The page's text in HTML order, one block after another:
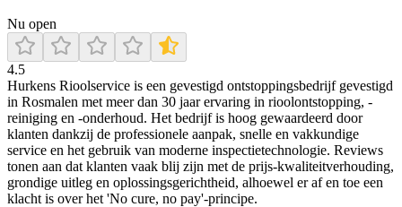
Nu open
4.5
Hurkens Rioolservice is een gevestigd ontstoppingsbedrijf gevestigd
in Rosmalen met meer dan 30 jaar ervaring in rioolontstopping, -
reiniging en -onderhoud. Het bedrijf is hoog gewaardeerd door
klanten dankzij de professionele aanpak, snelle en vakkundige
service en het gebruik van moderne inspectietechnologie. Reviews
tonen aan dat klanten vaak blij zijn met de prijs-kwaliteitverhouding,
grondige uitleg en oplossingsgerichtheid, alhoewel er af en toe een
klacht is over het 'No cure, no pay'-principe.